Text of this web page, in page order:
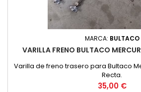
MARCA: BULTACO
VARILLA FRENO BULTACO
Varilla de freno trasero para Bultaco
Recta.
Precio
35,00 €